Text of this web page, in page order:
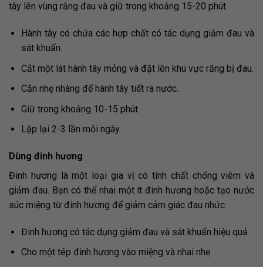
tây lên vùng răng đau và giữ trong khoảng 15-20 phút.
Hành tây có chứa các hợp chất có tác dụng giảm đau và
sát khuẩn.
Cắt một lát hành tây mỏng và đặt lên khu vực răng bị đau.
Cắn nhẹ nhàng để hành tây tiết ra nước.
Giữ trong khoảng 10-15 phút.
Lặp lại 2-3 lần mỗi ngày.
Dùng đinh hương
Đinh hương là một loại gia vị có tính chất chống viêm và
giảm đau. Bạn có thể nhai một ít đinh hương hoặc tạo nước
súc miệng từ đinh hương để giảm cảm giác đau nhức.
Đinh hương có tác dụng giảm đau và sát khuẩn hiệu quả.
Cho một tép đinh hương vào miệng và nhai nhẹ.